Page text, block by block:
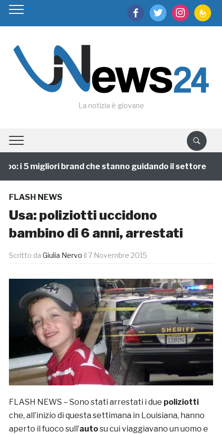
facebooktwitter instagram
La notizia è giovane
i 5 migliori brand che stanno guidando il settore
FLASH NEWS
Usa: poliziotti uccidono
bambino di 6 anni, arrestati
Scritto da Giulia Nervo il 7 Novembre 2015
FLASH NEWS – Sono stati arrestati i due poliziotti
che, all’inizio di questa settimana in Louisiana, hanno
aperto il fuoco sull’autosu cui viaggiavano un uomo e